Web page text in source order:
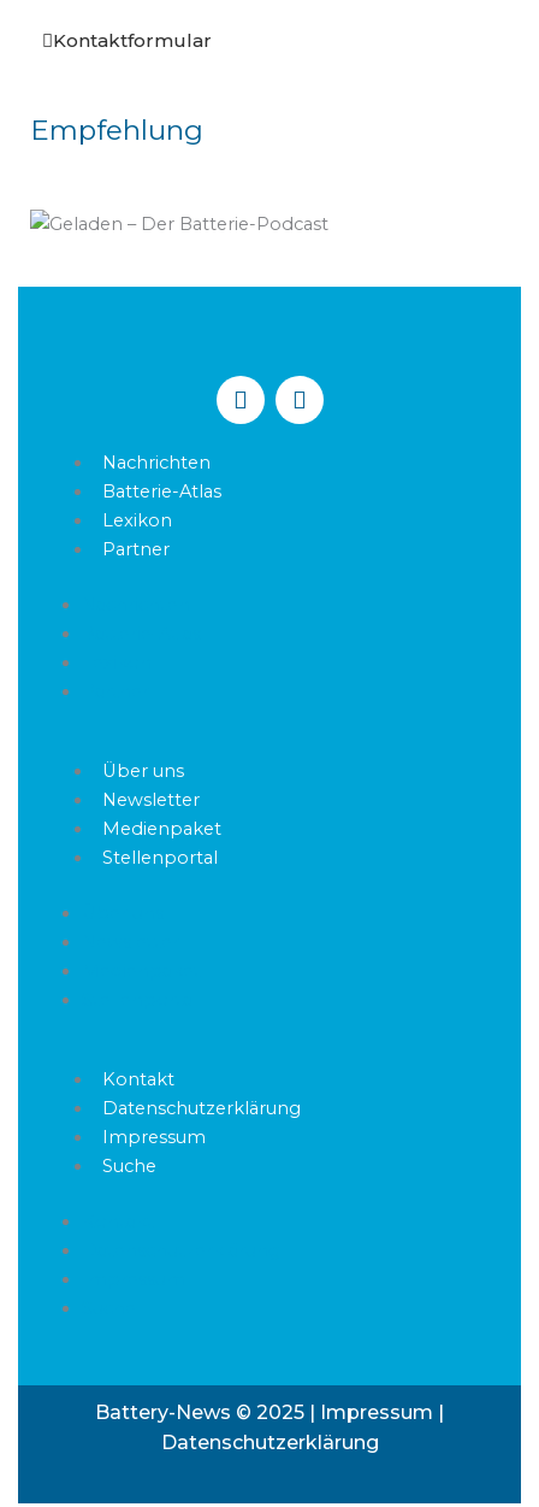
Kontaktformular
Empfehlung
L
i
T
w
Nachrichten
Batterie-Atlas
Lexikon
Partner
Über uns
Newsletter
Medienpaket
Stellenportal
Kontakt
Datenschutzerklärung
Impressum
Suche
Battery-News © 2025 | Impressum |
Datenschutzerklärung